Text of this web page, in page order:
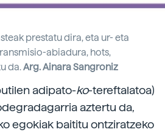
prestatu dira, eta ur- eta
abiadura, hots,
da.Arg. Ainara Sangroniz
adipato-ko-tereftalatoa)
aztertu da,
egokiak baititu ontziratzeko